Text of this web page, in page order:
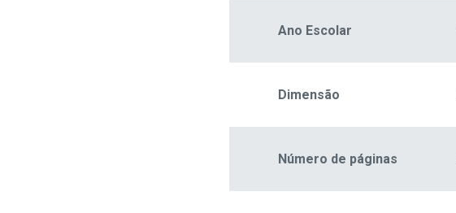
Ano Escolar
Dimensão
Número de páginas